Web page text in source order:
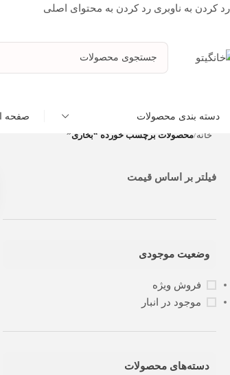
رد کردن به ناوبری رد کردن به محتوای اصلی
دسته بندی محصولات صفحه
خانه/محصولات برچسب خورده “بخاری”
فیلتر بر اساس قیمت
وضعیت موجودی
فروش ویژه
موجود در انبار
دسته‌های محصولات